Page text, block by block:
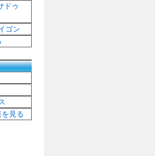
ドゥ
ゴン
見る